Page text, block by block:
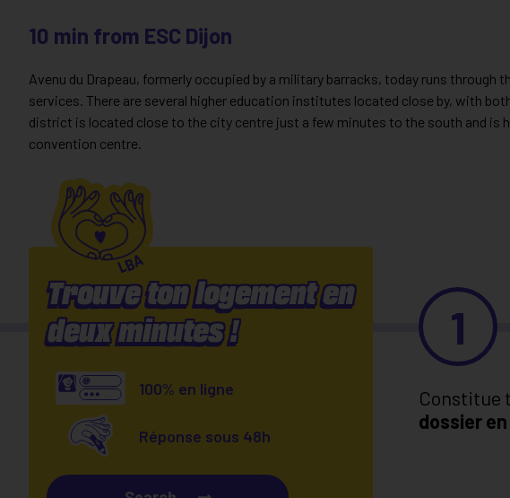
10 min from ESC Dijon
Avenu du Drapeau, formerly occupied by a military barracks, today runs
services. There are several higher education institutes located close by, with
district is located close to the city centre just a few minutes to the south and is
convention centre.
Trouve ton logement en
deux minutes !
100% en ligne
Réponse sous 48h
1
Constitue
dossier